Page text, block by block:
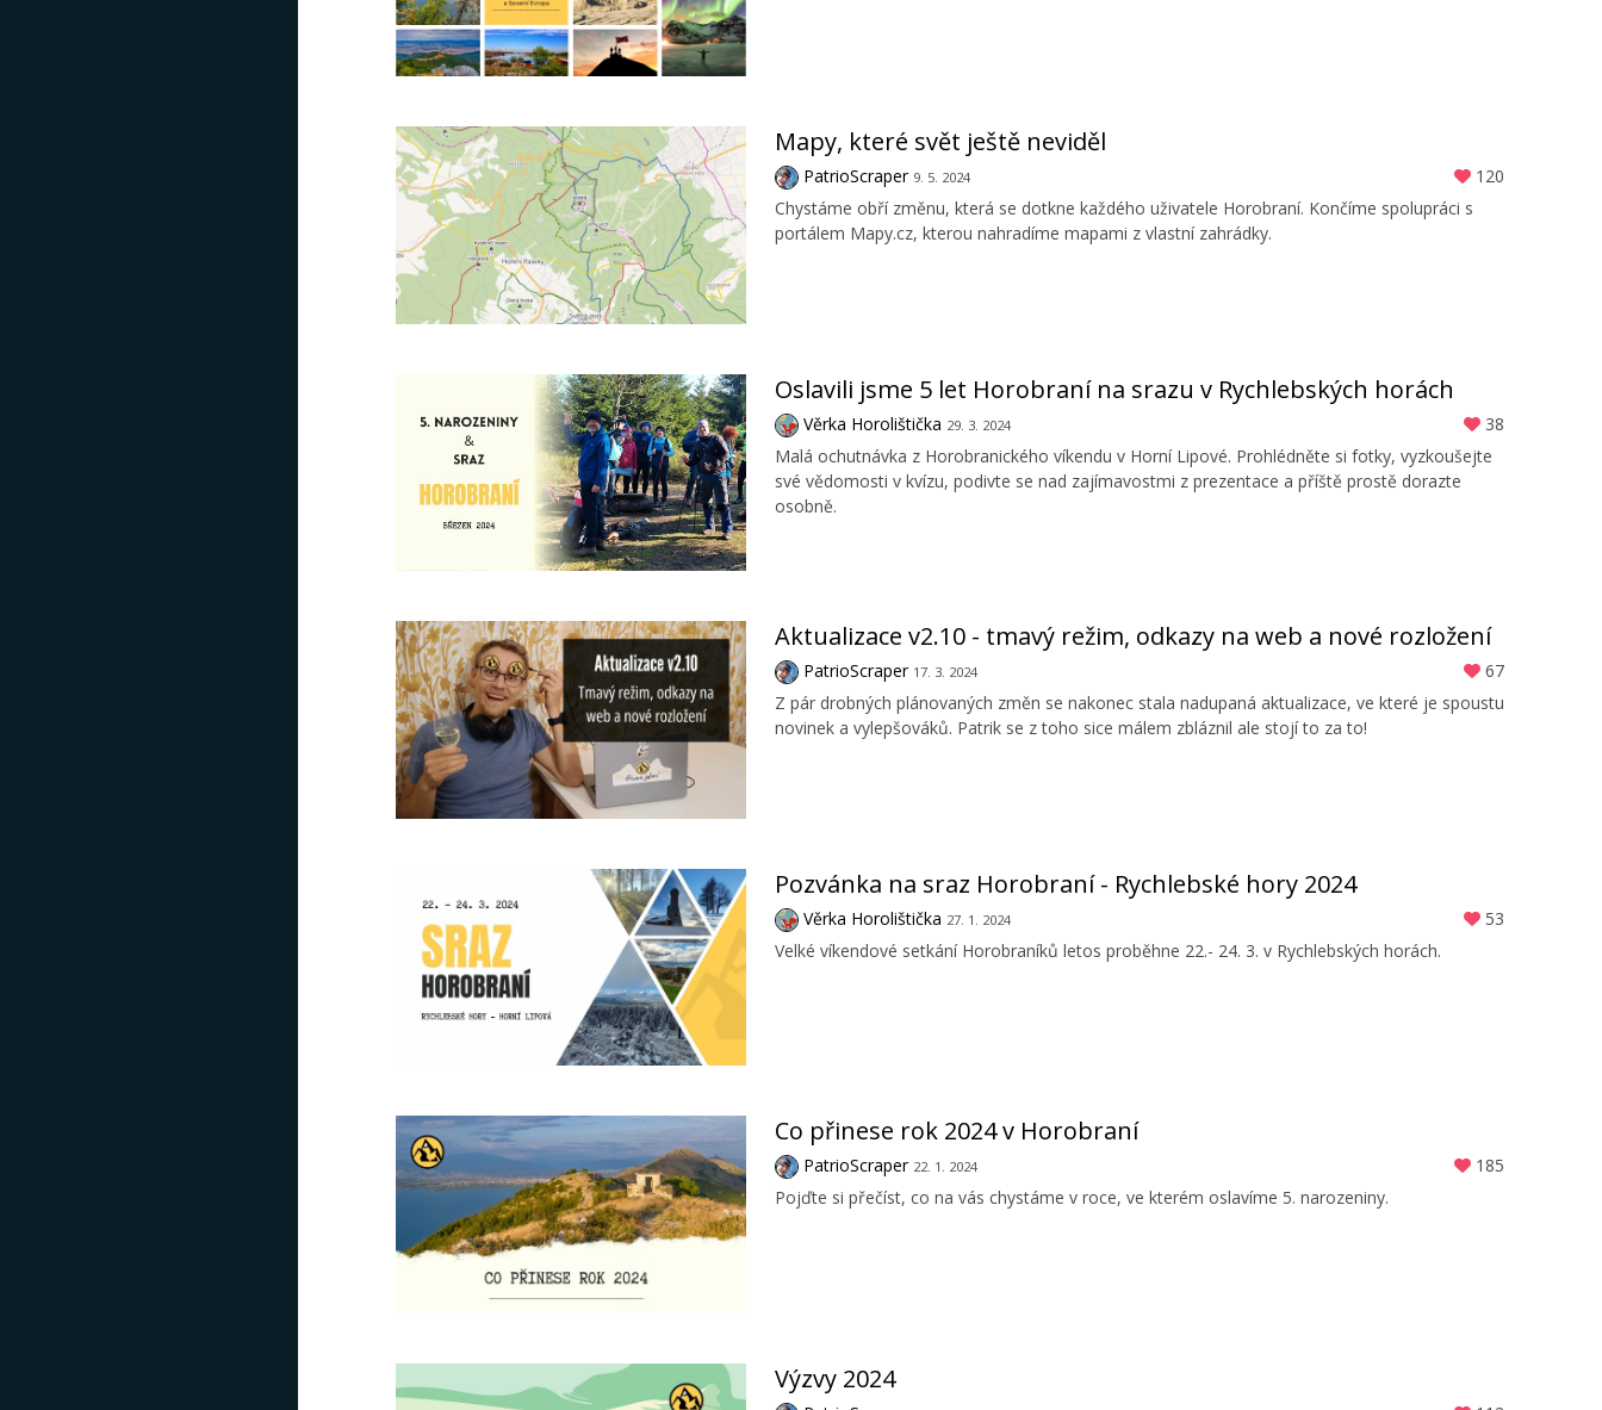
Mapy, které svět ještě neviděl
PatrioScraper 9. 5. 2024
120
Chystáme obří změnu, která se dotkne každého uživatele Horobraní. Končíme spolupráci s
portálem Mapy.cz, kterou nahradíme mapami z vlastní zahrádky.
Oslavili jsme 5 let Horobraní na srazu v Rychlebských horách
Věrka Horolištička 29. 3. 2024
38
Malá ochutnávka z Horobranického víkendu v Horní Lipové. Prohlédněte si fotky, vyzkoušejte
své vědomosti v kvízu, podivte se nad zajímavostmi z prezentace a příště prostě dorazte
osobně.
Aktualizace v2.10 - tmavý režim, odkazy na web a nové rozložení
PatrioScraper 17. 3. 2024
67
Z pár drobných plánovaných změn se nakonec stala nadupaná aktualizace, ve které je spoustu
novinek a vylepšováků. Patrik se z toho sice málem zbláznil ale stojí to za to!
Pozvánka na sraz Horobraní - Rychlebské hory 2024
Věrka Horolištička 27. 1. 2024
53
Velké víkendové setkání Horobraníků letos proběhne 22.- 24. 3. v Rychlebských horách.
Co přinese rok 2024 v Horobraní
PatrioScraper 22. 1. 2024
185
Pojďte si přečíst, co na vás chystáme v roce, ve kterém oslavíme 5. narozeniny.
Výzvy 2024